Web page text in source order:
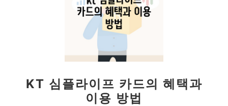
KT 심플라이프 카드의 혜택과
이용 방법